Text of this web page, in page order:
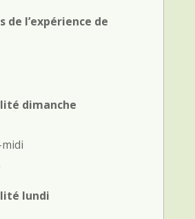
de l’expérience de
dimanche
lundi